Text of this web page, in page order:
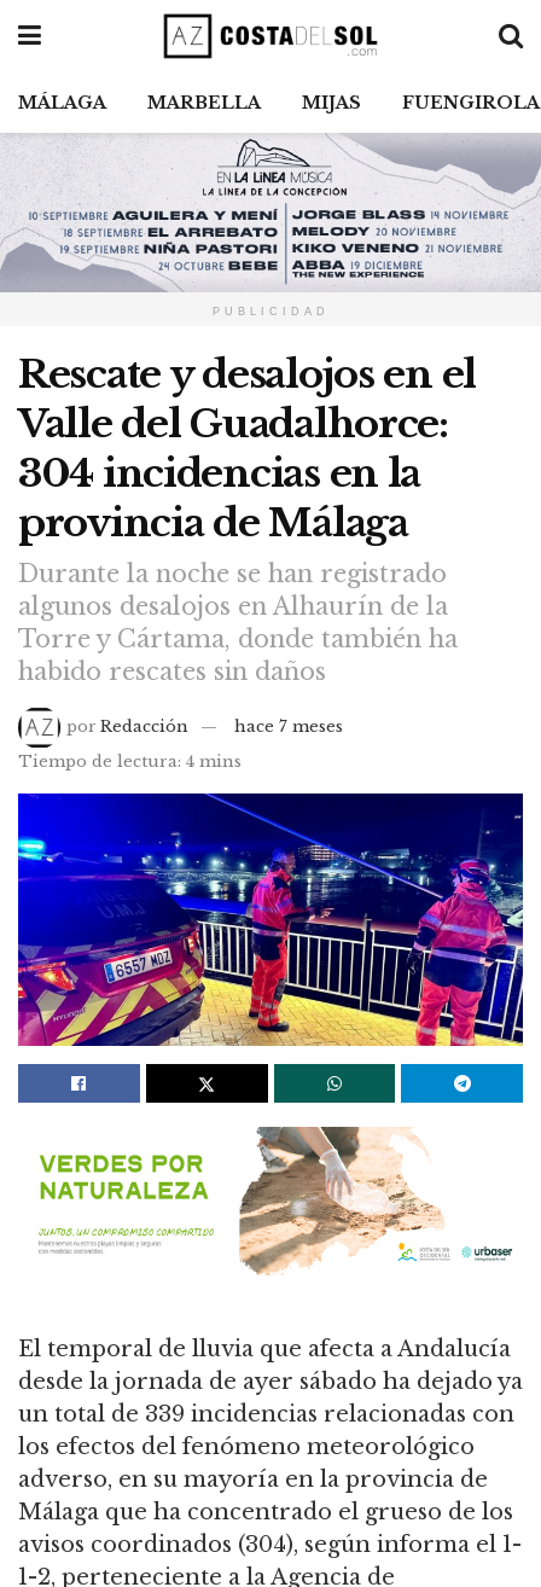
MÁLAGA MARBELLA MIJAS FUENGIROLA
PUBLICIDAD
Rescate y desalojos en el
Valle del Guadalhorce:
304 incidencias en la
provincia de Málaga
Durante la noche se han registrado
algunos desalojos en Alhaurín de la
Torre y Cártama, donde también ha
habido rescates sin daños
por Redacción
hace 7 meses
Tiempo de lectura: 4 mins
El temporal de lluvia que afecta a Andalucía
desde la jornada de ayer sábado ha dejado ya
un total de 339 incidencias relacionadas con
los efectos del fenómeno meteorológico
adverso, en su mayoría en la provincia de
Málaga que ha concentrado el grueso de los
avisos coordinados (304), según informa el 1-
1-2, perteneciente a la Agencia de